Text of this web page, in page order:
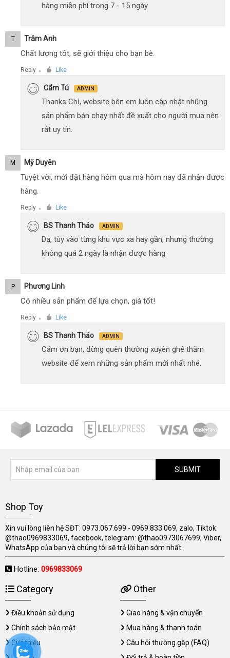
hàng miễn phí trong 7 - 15 ngày
T Trâm Anh
Chất lượng tốt, sẽ giới thiệu cho bạn bè.
Reply ● Like
Cẩm Tú ADMIN
Thanks Chị, website bên em luôn cập nhật những
sản phẩm bán chạy nhất đề xuất cho người mua nên
rất uy tín.
M Mỹ Duyên
Tuyệt vời, mới đặt hàng hôm qua mà hôm nay đã nhận được
hàng.
Reply ● Like
BS Thanh Thảo ADMIN
Dạ, tùy vào từng khu vực xa hay gần, nhưng thường
không quá 2 ngày là nhận được hàng
P Phương Linh
Có nhiều sản phẩm để lựa chọn, giá tốt!
Reply ● Like
BS Thanh Thảo ADMIN
Cảm ơn bạn, đừng quên thường xuyên ghé thăm
website để xem những sản phẩm mới nhất nhé.
SUBMIT
Shop Toy
Xin vui lòng liên hệ SĐT: 0973.067.699 - 0969.833.069, zalo, Tiktok:
@thao0969833069, facebook, telegram: @thao0973067699, Viber,
WhatsApp của bạn và chúng tôi sẽ trả lời bạn sớm nhất.
Hotline: 0969833069
Category
Điều khoản sử dụng
Chính sách bảo mật
Giới thiệu
Other
Giao hàng & vận chuyển
Mua hàng & thanh toán
Câu hỏi thường gặp (FAQ)